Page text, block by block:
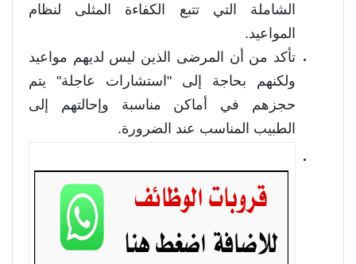
الشاملة التي تتبع الكفاءة المثلى لنظام
المواعيد.
تأكد من أن المرضى الذين ليس لديهم مواعيد
ولكنهم بحاجة إلى "استشارات عاجلة" يتم
حجزهم في أماكن مناسبة وإحالتهم إلى
الطبيب المناسب عند الضرورة.